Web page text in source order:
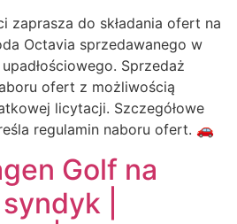
zaprasza do składania ofert na
Octavia sprzedawanego w
Sprzedaż
ofert z możliwością
licytacji. Szczegółowe
regulamin naboru ofert. 🚗
Golf na
|